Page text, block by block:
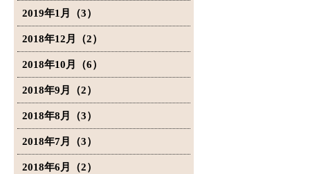
2019年1月（3）
2018年12月（2）
2018年10月（6）
2018年9月（2）
2018年8月（3）
2018年7月（3）
2018年6月（2）